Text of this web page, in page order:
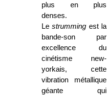
plus en plus
denses.
Lestrumming est la
bande-son par
excellence du
cinétisme new-
yorkais, cette
vibration métallique
géante qui